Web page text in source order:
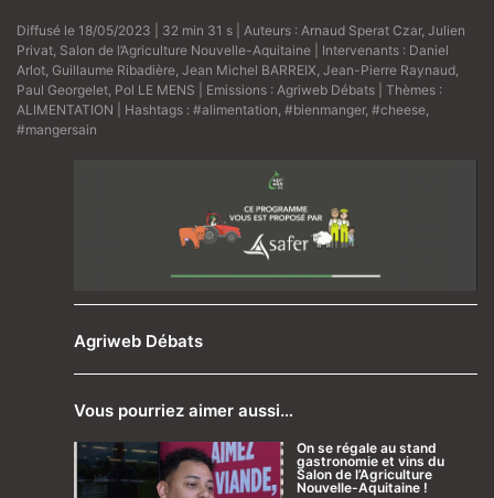
Diffusé le 18/05/2023 | 32 min 31 s | Auteurs : Arnaud Sperat Czar, Julien
Privat Salon de l’Agriculture Nouvelle-Aquitaine | Intervenants : Daniel
Arlot Guillaume Ribadière Jean Michel BARREIX Jean-Pierre Raynaud
Paul Georgelet Pol LE MENS | Emissions : Agriweb Débats | Thèmes :
ALIMENTATION | Hashtags : #alimentation #bienmanger, #cheese
#mangersain
Agriweb Débats
Vous pourriez aimer aussi…
On se régale au stand
gastronomie et vins du
Salon de l’Agriculture
Nouvelle-Aquitaine !